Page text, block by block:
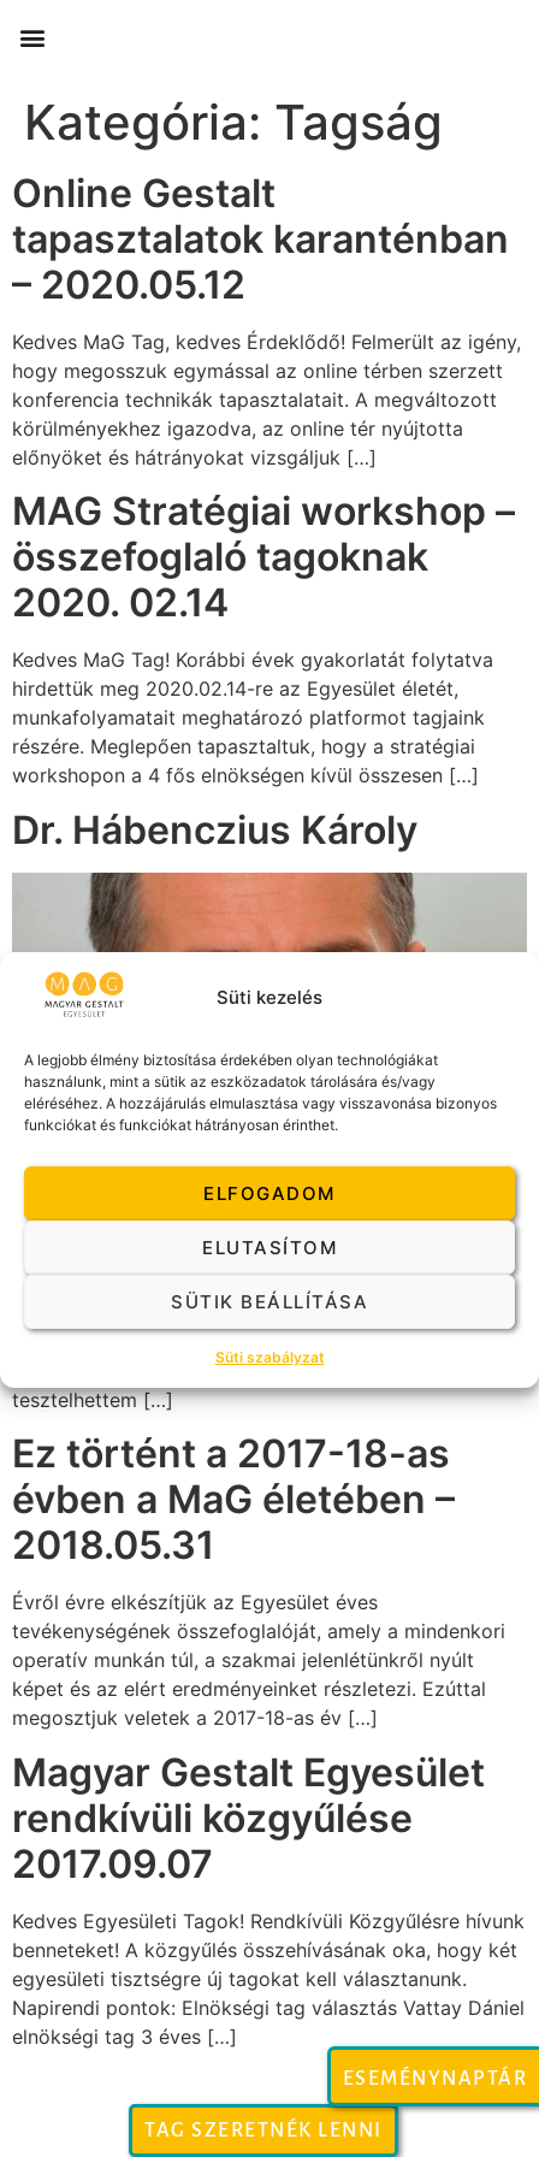
Süti kezelés
A legjobb élmény biztosítása érdekében olyan technológiákat
használunk, mint a sütik az eszközadatok tárolására és/vagy
eléréséhez. A hozzájárulás elmulasztása vagy visszavonása bizonyos
funkciókat és funkciókat hátrányosan érinthet.
ELFOGADOM
ELUTASÍTOM
SÜTIK BEÁLLÍTÁSA
Süti szabályzat
ESEMÉNYNAPTÁR
Kategória: Tagság
Online Gestalt
tapasztalatok karanténban
– 2020.05.12
Kedves MaG Tag, kedves Érdeklődő! Felmerült az igény,
hogy megosszuk egymással az online térben szerzett
konferencia technikák tapasztalatait. A megváltozott
körülményekhez igazodva, az online tér nyújtotta
előnyöket és hátrányokat vizsgáljuk […]
MAG Stratégiai workshop –
összefoglaló tagoknak
2020. 02.14
Kedves MaG Tag! Korábbi évek gyakorlatát folytatva
hirdettük meg 2020.02.14-re az Egyesület életét,
munkafolyamatait meghatározó platformot tagjaink
részére. Meglepően tapasztaltuk, hogy a stratégiai
workshopon a 4 fős elnökségen kívül összesen […]
Dr. Hábenczius Károly
Karrierem kezdetén közel hét éven át súlyosan beteg
gyermekek gyógyulását támogattam az
Orvostovábbképző Egyetem Koraszülött, illetve
Gyermek Intenzív Osztályain. Közben az egyik Magyar
Himalája Expedíció orvosaként hétezer méter fölött
tesztelhettem […]
Ez történt a 2017-18-as
évben a MaG életében –
2018.05.31
Évről évre elkészítjük az Egyesület éves
tevékenységének összefoglalóját, amely a mindenkori
operatív munkán túl, a szakmai jelenlétünkről nyúlt
képet és az elért eredményeinket részletezi. Ezúttal
megosztjuk veletek a 2017-18-as év […]
Magyar Gestalt Egyesület
rendkívüli közgyűlése
2017.09.07
Kedves Egyesületi Tagok! Rendkívüli Közgyűlésre hívunk
benneteket! A közgyűlés összehívásának oka, hogy két
egyesületi tisztségre új tagokat kell választanunk.
Napirendi pontok: Elnökségi tag választás Vattay Dániel
elnökségi tag 3 éves […]
TAG SZERETNÉK LENNI